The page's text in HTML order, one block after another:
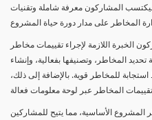
المشاركون معرفة شاملة وتقنيات
الخبرة اللازمة لإجراء تقييمات مخاطر
المخاطر، وتصنيفها بفعالية، وإنشاء
للمخاطر قوية. بالإضافة إلى ذلك،
الأساسية، مما يتيح للمشاركين